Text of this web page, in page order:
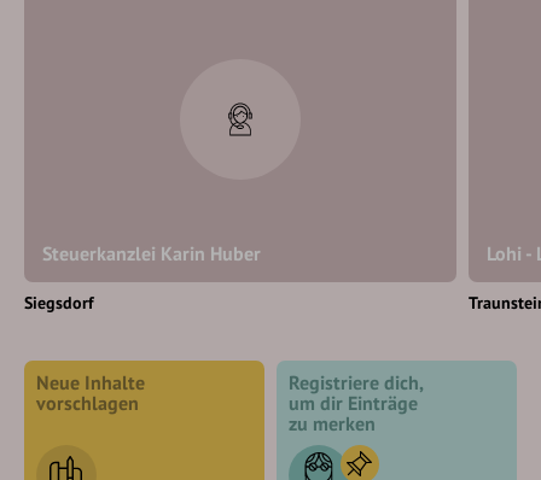
Steuerkanzlei Karin Huber
Siegsdorf
Lohi -
Neue Inhalte
vorschlagen
Registriere dich,
um dir Einträge
zu merken